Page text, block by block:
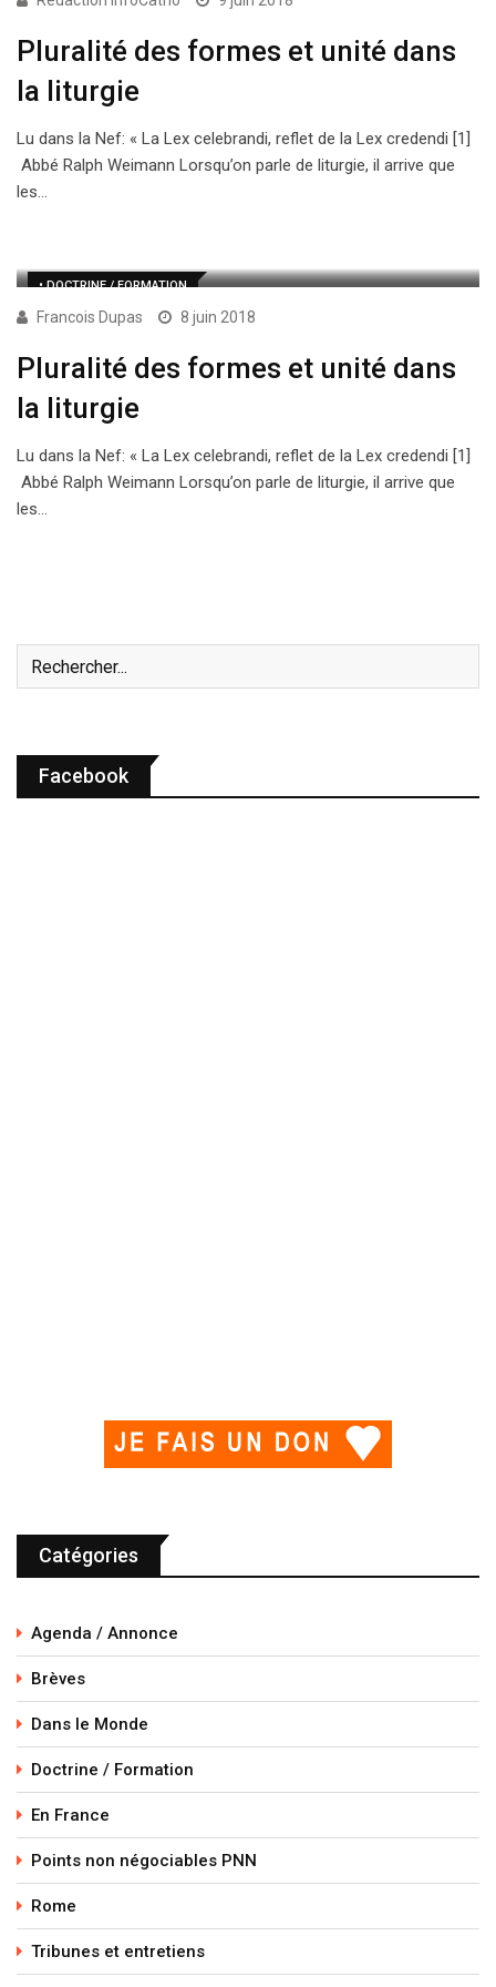
Pluralité des formes et unité dans
la liturgie
Lu dans la Nef: « La Lex celebrandi, reflet de la Lex credendi [1]
Abbé Ralph Weimann Lorsqu’on parle de liturgie, il arrive que
les…
• DOCTRINE / FORMATION
Francois Dupas 8 juin 2018
Pluralité des formes et unité dans
la liturgie
Lu dans la Nef: « La Lex celebrandi, reflet de la Lex credendi [1]
Abbé Ralph Weimann Lorsqu’on parle de liturgie, il arrive que
les…
Facebook
Catégories
Agenda / Annonce
Brèves
Dans le Monde
Doctrine / Formation
En France
Points non négociables PNN
Rome
Tribunes et entretiens